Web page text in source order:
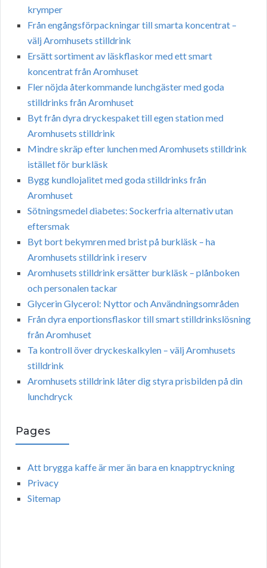
krymper
Från engångsförpackningar till smarta koncentrat –
välj Aromhusets stilldrink
Ersätt sortiment av läskflaskor med ett smart
koncentrat från Aromhuset
Fler nöjda återkommande lunchgäster med goda
stilldrinks från Aromhuset
Byt från dyra dryckespaket till egen station med
Aromhusets stilldrink
Mindre skräp efter lunchen med Aromhusets stilldrink
istället för burkläsk
Bygg kundlojalitet med goda stilldrinks från
Aromhuset
Sötningsmedel diabetes: Sockerfria alternativ utan
eftersmak
Byt bort bekymren med brist på burkläsk – ha
Aromhusets stilldrink i reserv
Aromhusets stilldrink ersätter burkläsk – plånboken
och personalen tackar
Glycerin Glycerol: Nyttor och Användningsområden
Från dyra enportionsflaskor till smart stilldrinkslösning
från Aromhuset
Ta kontroll över dryckeskalkylen – välj Aromhusets
stilldrink
Aromhusets stilldrink låter dig styra prisbilden på din
lunchdryck
Pages
Att brygga kaffe är mer än bara en knapptryckning
Privacy
Sitemap